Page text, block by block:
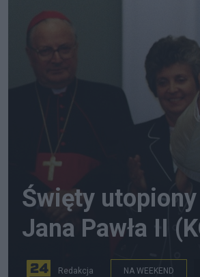
Święty
Jana Pawła II
Redakcja NA WEEKEND